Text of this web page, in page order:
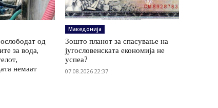
од
за вода,
немаат
Македонија
Зошто планот за спасување на
југословенската економија не
успеа?
07.08.2026 22:37